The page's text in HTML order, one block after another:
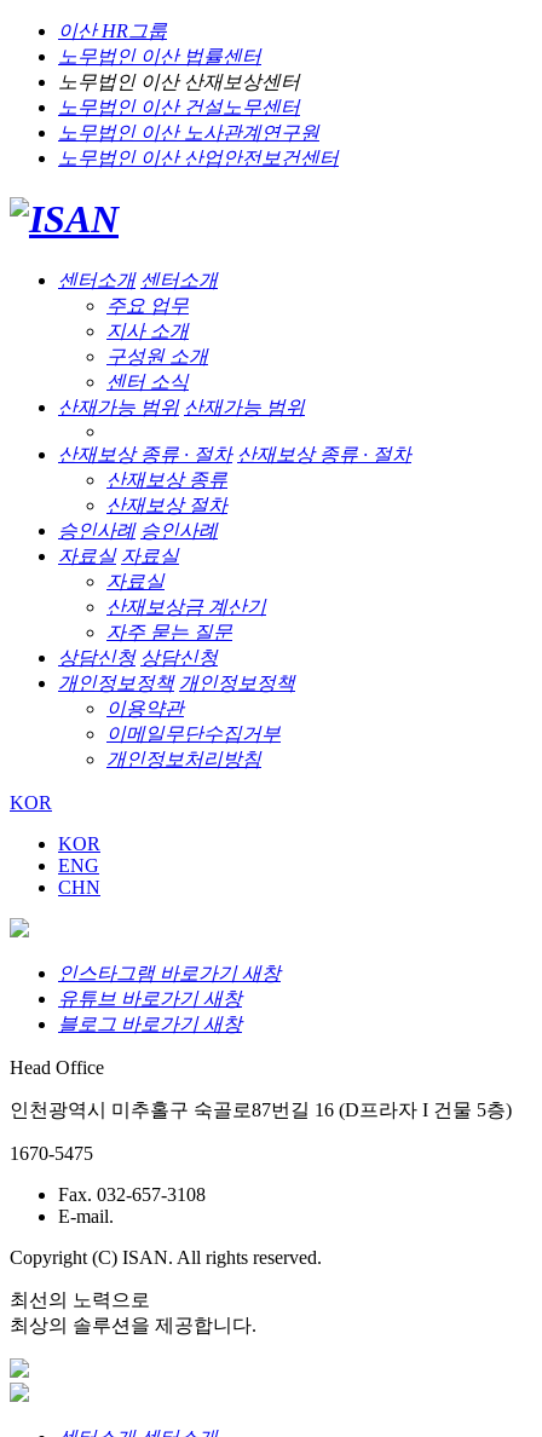
이산 HR그룹
노무법인 이산법률센터
노무법인 이산산재보상센터
노무법인 이산건설노무센터
노무법인 이산노사관계연구원
노무법인 이산산업안전보건센터
센터소개 센터소개
주요 업무
지사 소개
구성원 소개
센터 소식
산재가능 범위 산재가능 범위
산재보상 종류 · 절차 산재보상 종류 · 절차
산재보상 종류
산재보상 절차
승인사례 승인사례
자료실 자료실
자료실
산재보상금 계산기
자주 묻는 질문
상담신청 상담신청
개인정보정책 개인정보정책
이용약관
이메일무단수집거부
개인정보처리방침
KOR
KOR
ENG
CHN
인스타그램 바로가기 새창
유튜브 바로가기 새창
블로그 바로가기 새창
Head Office
인천광역시 미추홀구 숙골로87번길 16 (D프라자 I 건물 5층)
1670-5475
Fax. 032-657-3108
E-mail.
Copyright (C) ISAN. All rights reserved.
최선의 노력으로
최상의 솔루션을 제공합니다.